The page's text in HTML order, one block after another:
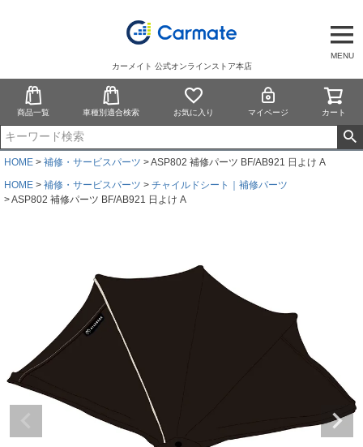
MENU
カーメイト 公式オンラインストア本店
商品一覧 車種別適合検索 お気に入り マイページ カート
HOME 補修・サービスパーツ
ASP802 補修パーツ BF/AB921 日よけ A
HOME
補修・サービスパーツ
チャイルドシート｜補修パーツ
ASP802 補修パーツ BF/AB921 日よけ A